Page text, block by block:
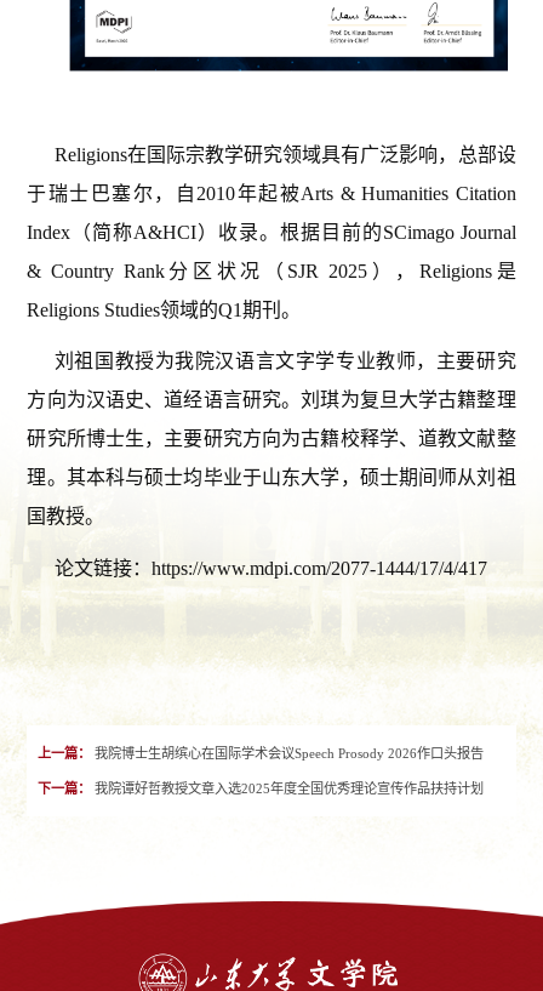
Religions在国际宗教学研究领域具有广泛影响，总部设
于瑞士巴塞尔，自 2010年起被Arts & Humanities Citation
Index （简称A&HCI）收录。根据目前的SCimago Journal
& Country Rank分区状况（ SJR 2025 ）， Religions是
Religions Studies领域的Q1期刊。
刘祖国教授为我院汉语言文字学专业教师，主要研究
方向为汉语史、道经语言研究。刘琪为复旦大学古籍整理
研究所博士生，主要研究方向为古籍校释学、道教文献整
理。其本科与硕士均毕业于山东大学，硕士期间师从刘祖
国教授。
论文链接： https://www.mdpi.com/2077-1444/17/4/417
上一篇： 我院博士生胡缤心在国际学术会议Speech Prosody 2026作口头报告
下一篇： 我院谭好哲教授文章入选2025年度全国优秀理论宣传作品扶持计划